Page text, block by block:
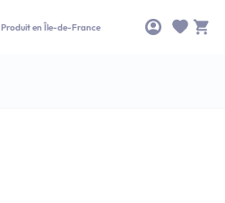
Produit en Île-de-France